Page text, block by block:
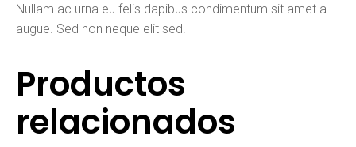
Nullam ac urna eu felis dapibus condimentum sit amet a
augue. Sed non neque elit sed.
Productos
relacionados